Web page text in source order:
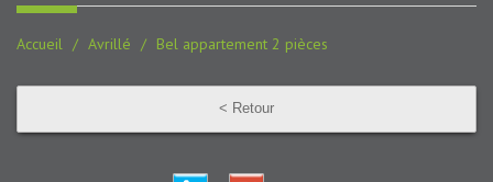
Accueil Avrillé Bel appartement 2 pièces
< Retour